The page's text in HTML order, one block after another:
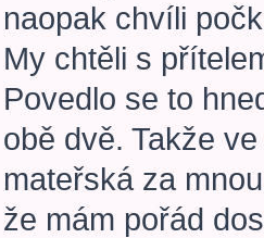
naopak chvíli
My chtěli s
Povedlo se to
obě dvě. Takže
mateřská za
že mám pořád